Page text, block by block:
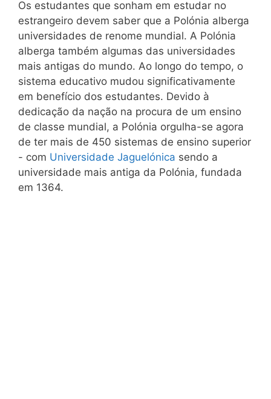
Os estudantes que sonham em estudar no
estrangeiro devem saber que a Polónia alberga
universidades de renome mundial. A Polónia
alberga também algumas das universidades
mais antigas do mundo. Ao longo do tempo, o
sistema educativo mudou significativamente
em benefício dos estudantes. Devido à
dedicação da nação na procura de um ensino
de classe mundial, a Polónia orgulha-se agora
de ter mais de 450 sistemas de ensino superior
- com Universidade Jaguelónica sendo a
universidade mais antiga da Polónia, fundada
em 1364.